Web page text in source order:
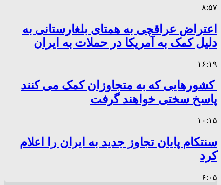
۸:۵۷
اعتراض عراقچی به همتای بلغارستانی به
دلیل کمک به آمریکا در حملات به ایران
۱۶:۱۹
کشورهایی که به متجاوزان کمک می کنند
پاسخ سختی خواهند گرفت
۱۰:۱۵
سنتکام پایان تجاوز جدید به ایران را اعلام
کرد
۶:۰۵